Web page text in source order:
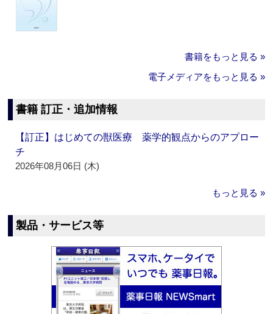
書籍をもっと見る »
電子メディアをもっと見る »
書籍 訂正・追加情報
【訂正】はじめての獣医療 薬学的観点からのアプロー
チ
2026年08月06日 (木)
もっと見る »
製品・サービス等